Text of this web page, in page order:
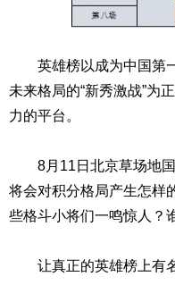
英雄榜以成为中国第一
未来格局的“新秀激战”为
力的平台。
8月11日北京草场地国
将会对积分格局产生怎样
些格斗小将们一鸣惊人？
让真正的英雄榜上有名